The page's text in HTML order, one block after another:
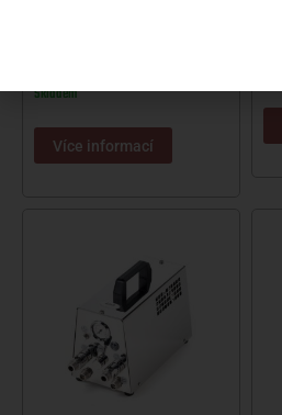
Skladem
Více informací